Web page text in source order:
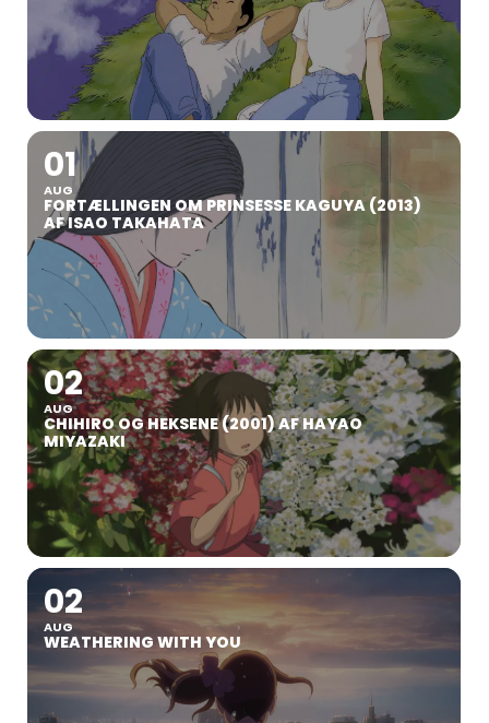
01
AUG
FORTÆLLINGEN OM PRINSESSE KAGUYA (2013)
AF ISAO TAKAHATA
02
AUG
CHIHIRO OG HEKSENE (2001) AF HAYAO
MIYAZAKI
02
AUG
WEATHERING WITH YOU